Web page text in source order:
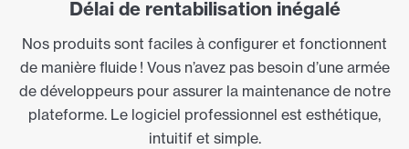
Délai de rentabilisation inégalé
Nos produits sont faciles à configurer et fonctionnent
de manière fluide ! Vous n’avez pas besoin d’une armée
de développeurs pour assurer la maintenance de notre
plateforme. Le logiciel professionnel est esthétique,
intuitif et simple.